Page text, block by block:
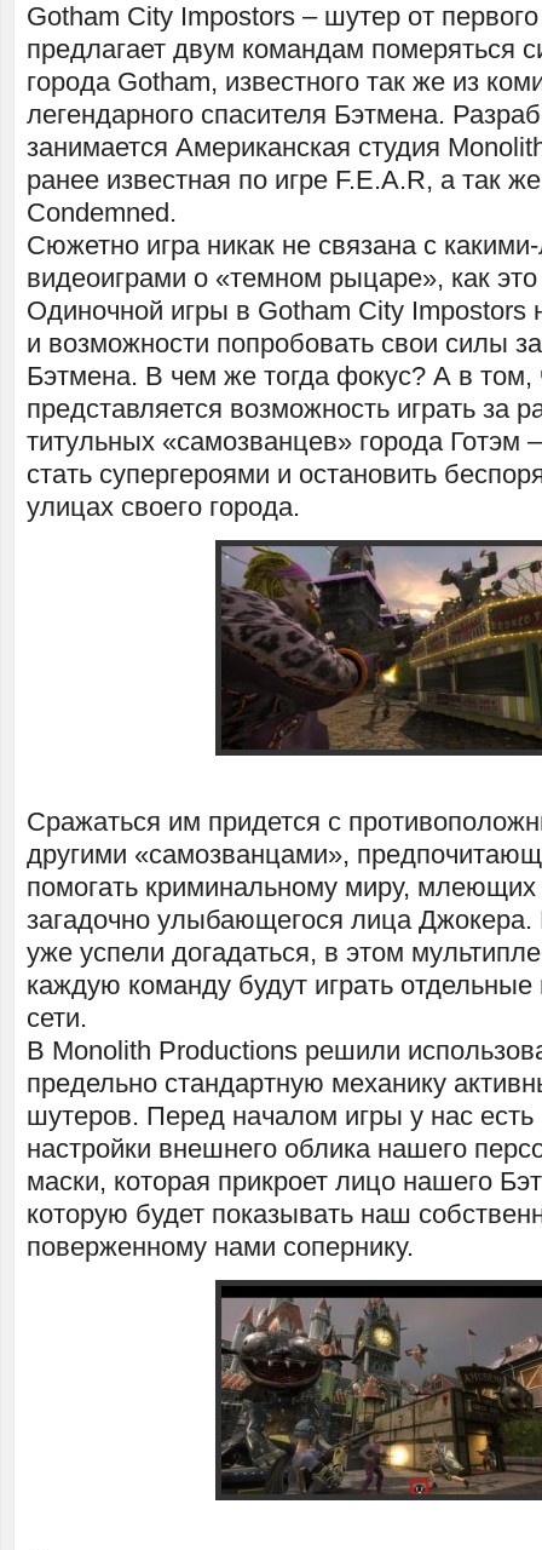
Gotham City Impostors – шутер от
предлагает двум командам померяться
города Gotham, известного так же из
легендарного спасителя Бэтмена.
занимается Американская студия
ранее известная по игре F.E.A.R, а так
Condemned.
Сюжетно игра никак не связана с
видеоиграми о «темном рыцаре», как
Одиночной игры в Gotham City Impostors
и возможности попробовать свои силы
Бэтмена. В чем же тогда фокус? А в том,
представляется возможность играть за
титульных «самозванцев» города
стать супергероями и остановить
улицах своего города.
Сражаться им придется с
другими «самозванцами»,
помогать криминальному миру, млеющих
загадочно улыбающегося лица Джокера.
уже успели догадаться, в этом
каждую команду будут играть отдельные
сети.
В Monolith Productions решили
предельно стандартную механику
шутеров. Перед началом игры у нас есть
настройки внешнего облика нашего
маски, которая прикроет лицо нашего
которую будет показывать наш
поверженному нами сопернику.